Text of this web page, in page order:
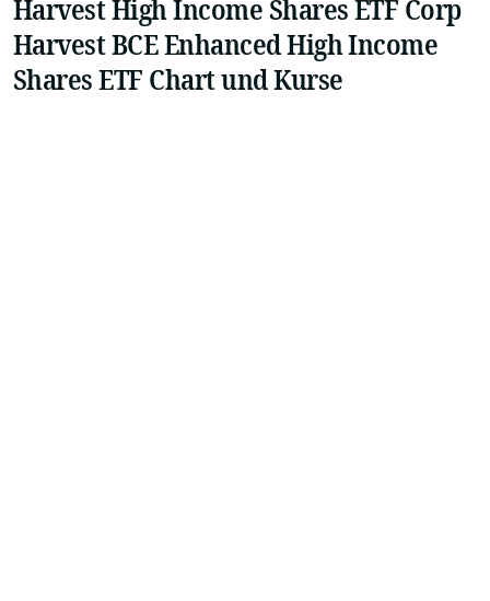
Harvest High Income Shares ETF Corp
Harvest BCE Enhanced High Income
Shares ETF Chart und Kurse